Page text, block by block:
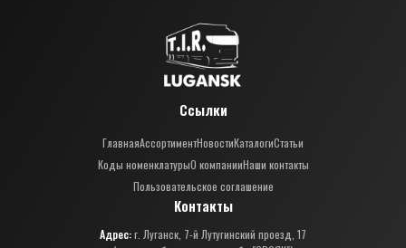
Ссылки
ГлавнаяАссортиментНовостиКаталогиСтатьи
Коды номенклатурыО компанииНаши контакты
Пользовательское соглашение
Контакты
Адрес:г. Луганск, 7-й Лутугинский проезд, 17